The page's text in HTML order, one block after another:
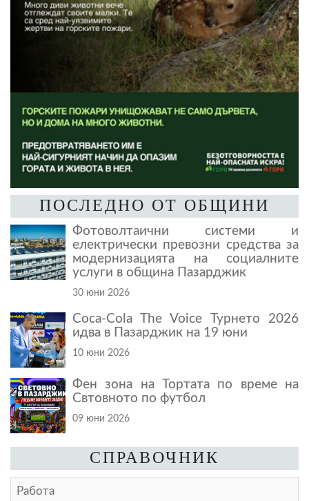
ПОСЛЕДНО ОТ ОБЩИНИ
Фотоволтаични системи и
електрически превозни средства за
модернизацията на социалните
услуги в община Пазарджик
30 юни 2026
Coca-Cola The Voice Турнето 2026
идва в Пазарджик на 19 юни
10 юни 2026
Фен зона на Тортата по време на
Свтовното по футбол
09 юни 2026
СПРАВОЧНИК
Работа